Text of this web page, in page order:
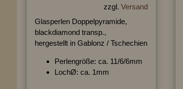
zzgl. Versand
Glasperlen Doppelpyramide,
blackdiamond transp.,
hergestellt in Gablonz / Tschechien
Perlengröße: ca. 11/6/6mm
LochØ: ca. 1mm